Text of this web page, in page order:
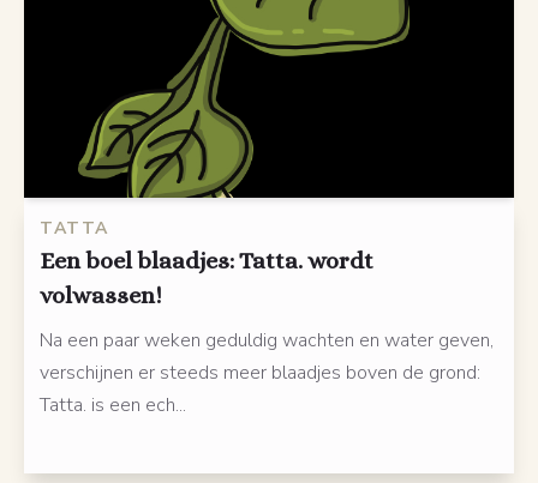
TATTA
Een boel blaadjes: Tatta. wordt
volwassen!
Na een paar weken geduldig wachten en water geven,
verschijnen er steeds meer blaadjes boven de grond:
Tatta. is een ech...